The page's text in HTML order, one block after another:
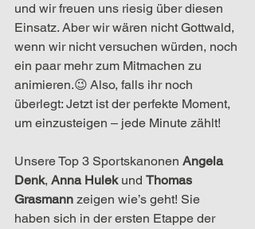
und wir freuen uns riesig über diesen
Einsatz. Aber wir wären nicht Gottwald,
wenn wir nicht versuchen würden, noch
ein paar mehr zum Mitmachen zu
animieren.😉 Also, falls ihr noch
überlegt: Jetzt ist der perfekte Moment,
um einzusteigen – jede Minute zählt!
Unsere Top 3 Sportskanonen Angela
Denk, Anna Hulek und Thomas
Grasmann zeigen wie’s geht! Sie
haben sich in der ersten Etappe der